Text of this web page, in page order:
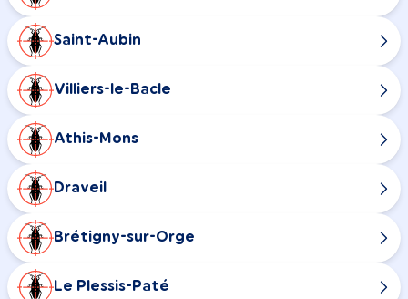
Saint-Aubin
Villiers-le-Bacle
Athis-Mons
Draveil
Brétigny-sur-Orge
Le Plessis-Paté